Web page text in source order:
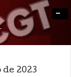
-
2023